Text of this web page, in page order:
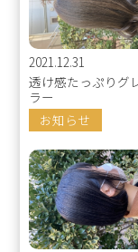
2021.12.31
透け感たっぷりグ
ラー
お知らせ